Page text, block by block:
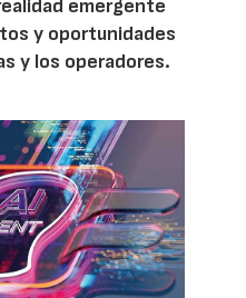
emergente
y oportunidades
y los operadores.